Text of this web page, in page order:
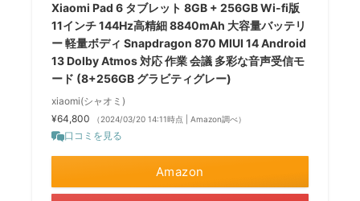
Xiaomi Pad 6 タブレット 8GB + 256GB Wi-fi版
11インチ 144Hz高精細 8840mAh 大容量バッテリ
ー 軽量ボディ Snapdragon 870 MIUI 14 Android
13 Dolby Atmos 対応 作業 会議 多彩な音声受信モ
ード (8+256GB グラビティグレー)
xiaomi(シャオミ)
¥64,800
（2024/03/20 14:11時点 | Amazon調べ）
口コミを見る
Amazon